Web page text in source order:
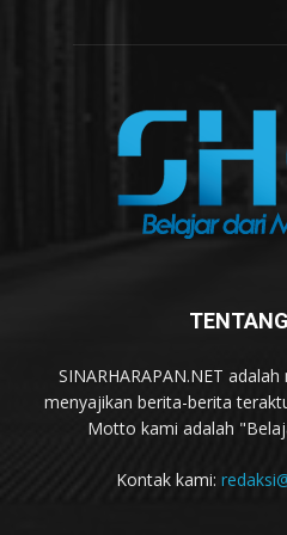
SINARHARAPAN.NET
menyajikan berita-berita
Motto kami adalah
Kontak kami: